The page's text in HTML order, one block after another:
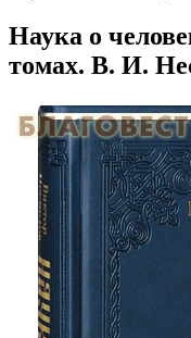
Наука о
томах. В. И.